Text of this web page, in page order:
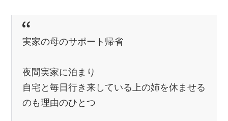
実家の母のサポート帰省
夜間実家に泊まり
自宅と毎日行き来している上の姉を休ませる
のも理由のひとつ